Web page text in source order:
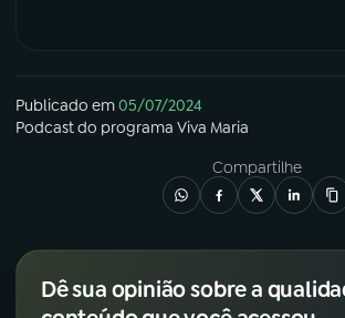
Publicado em05/07/2024
Podcastdo programa Viva Maria
Compartilhe
Dê sua opinião sobre a